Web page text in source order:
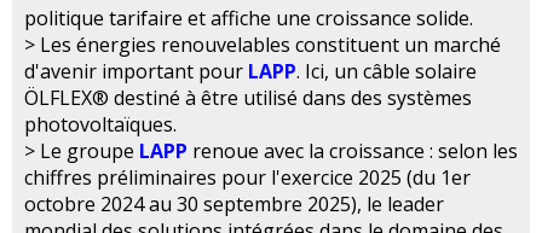
politique tarifaire et affiche une croissance solide.
> Les énergies renouvelables constituent un marché
d'avenir important pour LAPP. Ici, un câble solaire
ÖLFLEX® destiné à être utilisé dans des systèmes
photovoltaïques.
> Le groupe LAPP renoue avec la croissance : selon les
chiffres préliminaires pour l'exercice 2025 (du 1er
octobre 2024 au 30 septembre 2025), le leader